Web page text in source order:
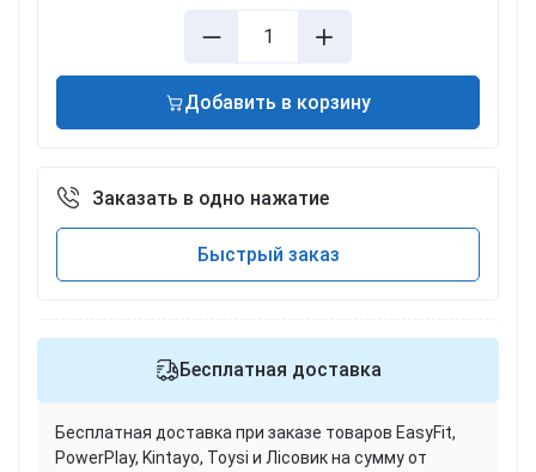
Добавить в корзину
Заказать в одно нажатие
Быстрый заказ
Бесплатная доставка
Бесплатная доставка при заказе товаров EasyFit,
PowerPlay, Kintayo, Toysi и Лісовик на сумму от